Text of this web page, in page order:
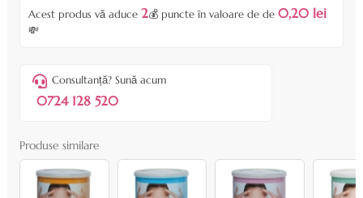
Acest produs vă aduce 2💰 puncte în valoare de de 0,20 lei
💸
Consultanță? Sună acum
0724 128 520
Produse similare